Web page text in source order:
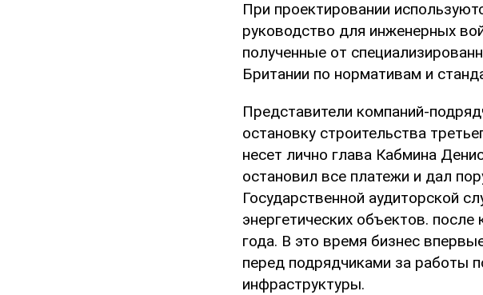
При проектировании
руководство для инженерных
полученные от
Британии по нормативам и
Представители компаний-
остановку строительства
несет лично глава Кабмина
остановил все платежи и дал
Государственной аудиторской
энергетических объектов.
года. В это время бизнес
перед подрядчиками за работы
инфраструктуры.